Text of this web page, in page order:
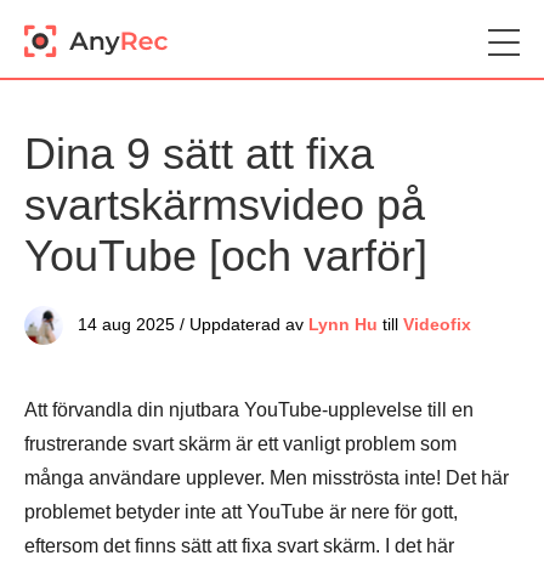
Dina 9 sätt att fixa
svartskärmsvideo på
YouTube [och varför]
14 aug 2025 / Uppdaterad av Lynn Hu till Videofix
Att förvandla din njutbara YouTube-upplevelse till en
frustrerande svart skärm är ett vanligt problem som
många användare upplever. Men misströsta inte! Det här
problemet betyder inte att YouTube är nere för gott,
eftersom det finns sätt att fixa svart skärm. I det här